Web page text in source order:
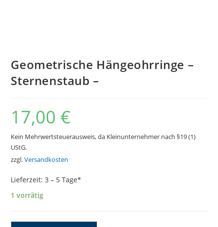
Geometrische Hängeohrringe –
Sternenstaub –
17,00 €
Kein Mehrwertsteuerausweis, da Kleinunternehmer nach §19 (1)
UStG.
zzgl.Versandkosten
Lieferzeit:3 – 5 Tage*
1 vorrätig